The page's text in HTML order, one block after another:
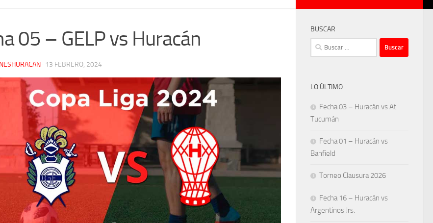
05 – GELP vs Huracán
· 13 FEBRERO, 2024
BUSCAR
Buscar:
LO ÚLTIMO
Fecha 03 – Huracán vs At.
Tucumán
Fecha 01 – Huracán vs
Banfield
Torneo Clausura 2026
Fecha 16 – Huracán vs
Argentinos Jrs.